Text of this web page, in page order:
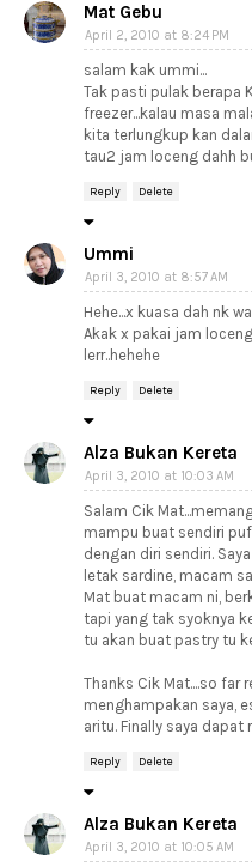
Mat Gebu
April 2, 2010 at 8:24 PM
salam kak ummi...
Tak pasti pulak berapa
freezer...kalau masa
kita terlungkup kan
tau2 jam loceng dahh
Reply Delete
Ummi
April 3, 2010 at 8:57 AM
Hehe...x kuasa dah nk
Akak x pakai jam
lerr..hehehe
Reply Delete
Alza Bukan Kereta
April 3, 2010 at 10:03 AM
Salam Cik
mampu buat sendiri
dengan diri sendiri.
letak sardine, macam
Mat buat macam ni,
tapi yang tak syoknya
tu akan buat pastry tu
Thanks Cik Mat....so far
menghampakan saya,
aritu. Finally saya dapat
Reply Delete
Alza Bukan Kereta
April 3, 2010 at 10:05 AM